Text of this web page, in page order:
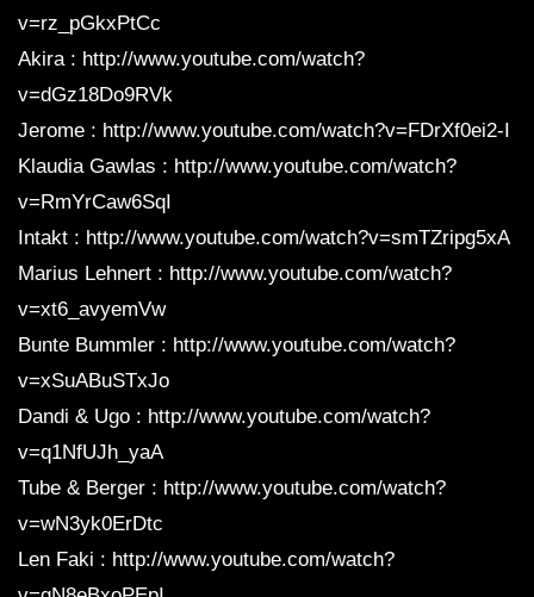
v=rz_pGkxPtCc
Akira : http://www.youtube.com/watch?
v=dGz18Do9RVk
Jerome : http://www.youtube.com/watch?v=FDrXf0ei2-I
Klaudia Gawlas : http://www.youtube.com/watch?
v=RmYrCaw6SqI
Intakt : http://www.youtube.com/watch?v=smTZripg5xA
Marius Lehnert : http://www.youtube.com/watch?
v=xt6_avyemVw
Bunte Bummler : http://www.youtube.com/watch?
v=xSuABuSTxJo
Dandi & Ugo : http://www.youtube.com/watch?
v=q1NfUJh_yaA
Tube & Berger : http://www.youtube.com/watch?
v=wN3yk0ErDtc
Len Faki : http://www.youtube.com/watch?